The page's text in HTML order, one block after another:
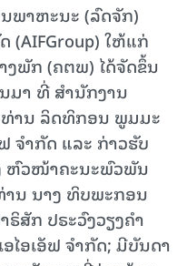
ພາຫະນະ (ລົດຈັກ)
(AIFGroup) ໃຫ້ແກ່
ພັກ (ຄຕພ) ໄດ້ຈັດຂຶ້ນ
ມາ ທີ່ ສຳນັກງານ
ານ ລິດທິກອນ ພູມມະ
ຈຳກັດ ແລະ ກ່າວຮັບ
ຫົວໜ້າຄະນະພົວພັນ
ານ ນາງ ທິບພະກອນ
ສັກ ປຣະວົງວຽງຄຳ
ໄອເອັຟ ຈຳກັດ; ມີບັນດາ